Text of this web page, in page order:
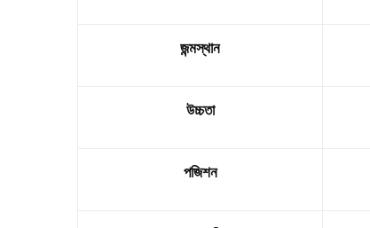
জন্মস্থান
উচ্চতা
পজিশন